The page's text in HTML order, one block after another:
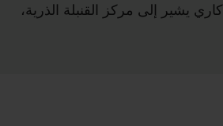
يشير إلى مركز القنبلة الذرية،